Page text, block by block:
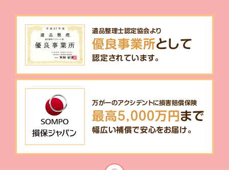
遺品整理士認定協会より
優良事業所として
認定されています。
万が一のアクシデントに損害賠償保険
最高5,000万円まで
幅広い補償で安心をお届け。